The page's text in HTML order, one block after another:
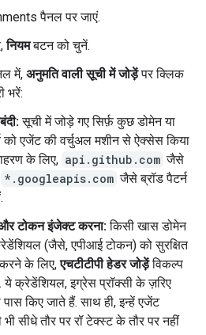
पैनल पर जाएं.
नियमबटन को चुनें.
में, अनुमति वाली सूची में जोड़ेंपर क्लिक
भरें:
सूची में जोड़े गए सिर्फ़ कुछ डोमेन या
को एजेंट की वर्चुअल मशीन से ऐक्सेस किया
के लिए, api.github.com जैसे
*.googleapis.com जैसे ब्रॉड पैटर्न
और टोकन इंजेक्ट करना:किसी खास डोमेन
(जैसे, एपीआई टोकन) को सुरक्षित
के लिए,एचटीटीपी हेडर जोड़ेंविकल्प
ये क्रेडेंशियल, इग्रेस प्रॉक्सी के ज़रिए
पास किए जाते हैं. साथ ही, इन्हें एजेंट
सीधे तौर पर रॉ टेक्स्ट के तौर पर नहीं